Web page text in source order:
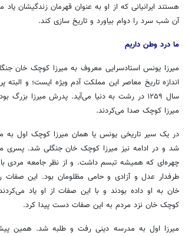
هستند ایرانیانی که از او به عنوان قهرمان زندگیشان
آن شب سرد را دوام بیاورد و تاریخ سازی کند.
ما درد وطن داریم
میرزا یونس استادسرایی معروف به میرزا کوچک خان
اندازه تاریخ معاصر این مملکت آدم ویژه ایست؛ و البته
سال ۱۲۵۹ در رشت به دنیا می‌آید. پدرش میرزا
میرزا کوچک صدا می‌کردند.
در یک سیر تاریخی یونس یا همان میرزا کوچک اول به
شد و در ادامه نیز میرزا کوچک خان جنگلی شد. پسری
چهره‌ای که همیشه تبسم داشت. و از نظر جامعه مردی
طرفدار عدل و آزادی و حامی مظلومان بود. این صفات
خان به او داده بودند و با این صفات از او یاد
کوچک خان نزد مردم به این صفات دست پیدا کرد.
میرزا اول به مدرسه دینی رفت و طلبه شد. همین